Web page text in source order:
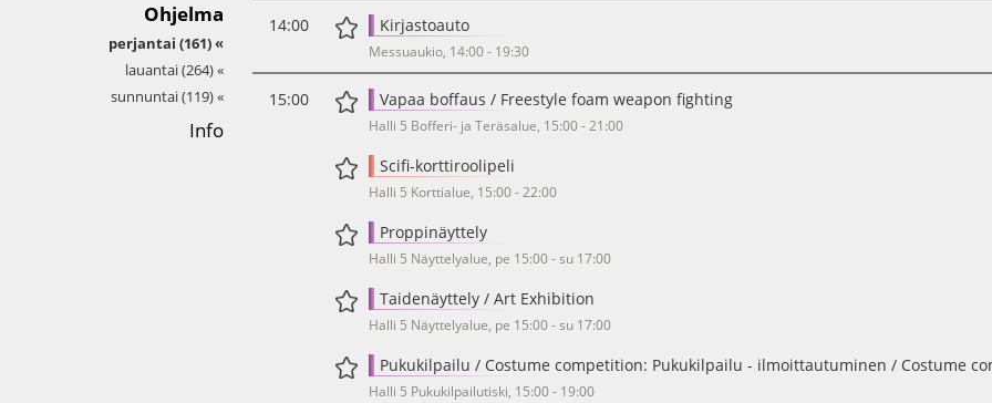
Ohjelma
perjantai (161)
lauantai (264)
sunnuntai (119)
Info
14:00 Kirjastoauto
Messuaukio, 14:00 - 19:30
15:00 Vapaa boffaus / Freestyle foam weapon fighting
Halli 5 Bofferi- ja Teräsalue, 15:00 - 21:00
Scifi-korttiroolipeli
Halli 5 Korttialue, 15:00 - 22:00
Proppinäyttely
Halli 5 Näyttelyalue, pe 15:00 - su 17:00
Taidenäyttely / Art Exhibition
Halli 5 Näyttelyalue, pe 15:00 - su 17:00
Pukukilpailu / Costume competition: Pukukilpailu - ilmoittautuminen / Costume
Halli 5 Pukukilpailutiski, 15:00 - 19:00